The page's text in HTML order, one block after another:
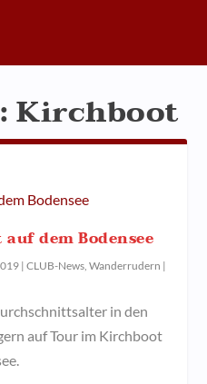
Kirchboot
dem Bodensee
|CLUB-News,Wanderrudern |
in den
auf Tour im Kirchboot